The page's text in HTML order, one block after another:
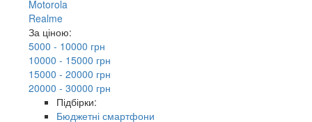
Motorola
Realme
За ціною:
5000 - 10000 грн
10000 - 15000 грн
15000 - 20000 грн
20000 - 30000 грн
Підбірки:
Бюджетні смартфони